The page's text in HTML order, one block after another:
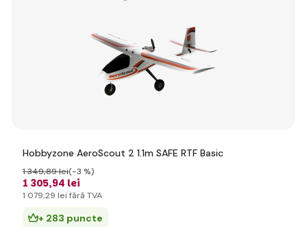
Hobbyzone AeroScout 2 1.1m SAFE RTF Basic
1 305,94 lei
1 349,89 lei(-3 %)
1 079,29 lei fără TVA
+ 283 puncte